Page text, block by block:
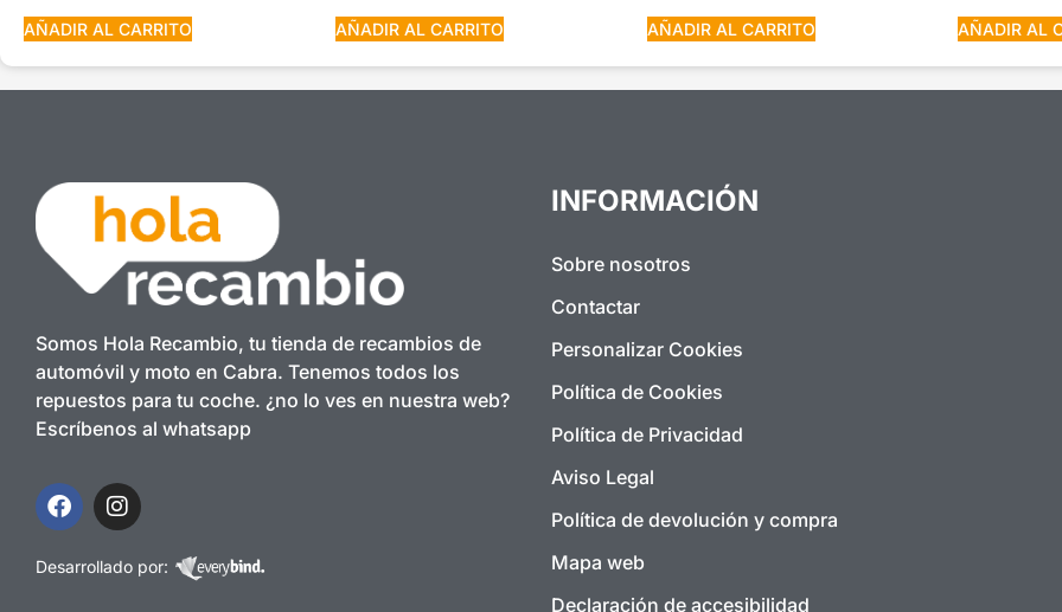
AÑADIR AL CARRITO AÑADIR AL CARRITO AÑADIR AL CARRITO AÑADIR AL
Somos Hola Recambio, tu tienda de recambios de
automóvil y moto en Cabra. Tenemos todos los
repuestos para tu coche. ¿no lo ves en nuestra web?
Escríbenos al whatsapp
Desarrollado por:
INFORMACIÓN
Sobre nosotros
Contactar
Personalizar Cookies
Política de Cookies
Política de Privacidad
Aviso Legal
Política de devolución y compra
Mapa web
Declaración de accesibilidad